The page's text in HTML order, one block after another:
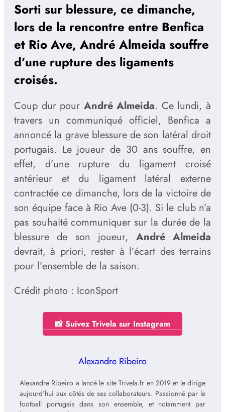
Sorti sur blessure, ce dimanche,
lors de la rencontre entre Benfica
et Rio Ave, André Almeida souffre
d’une rupture des ligaments
croisés.
Coup dur pour André Almeida. Ce lundi, à
travers un communiqué officiel, Benfica a
annoncé la grave blessure de son latéral droit
portugais. Le joueur de 30 ans souffre, en
effet, d’une rupture du ligament croisé
antérieur et du ligament latéral externe
contractée ce dimanche, lors de la victoire de
son équipe face à Rio Ave (0-3). Si le club n’a
pas souhaité communiquer sur la durée de la
blessure de son joueur, André Almeida
devrait, à priori, rester à l’écart des terrains
pour l’ensemble de la saison.
Crédit photo : IconSport
📸 Suivez Trivela sur Instagram
Alexandre Ribeiro
Alexandre Ribeiro a lancé le site Trivela.fr en 2019 et le dirige
aujourd’hui aux côtés de ses collaborateurs. Passionné par le
football portugais dans son ensemble, et notamment par